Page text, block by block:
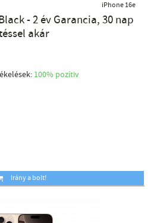
iPhone 16e
- 2 év Garancia, 30 nap
akár
100% pozítiv
Irány a bolt!